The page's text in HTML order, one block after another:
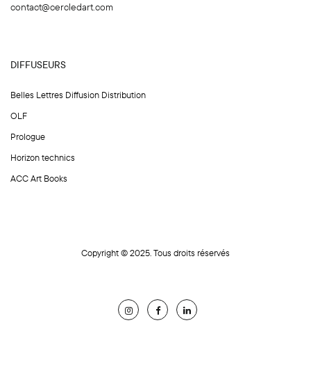
contact@cercledart.com
DIFFUSEURS
Belles Lettres Diffusion Distribution
OLF
Prologue
Horizon technics
ACC Art Books
Copyright © 2025. Tous droits réservés